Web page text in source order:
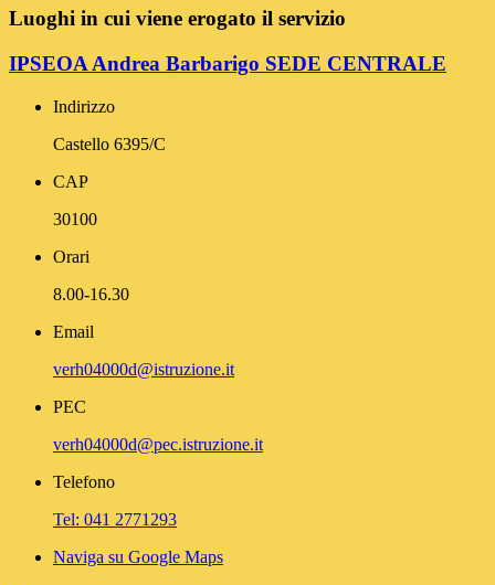
Luoghi in cui viene erogato il servizio
IPSEOA Andrea Barbarigo SEDE CENTRALE
Indirizzo
Castello 6395/C
CAP
30100
Orari
8.00-16.30
Email
verh04000d@istruzione.it
PEC
verh04000d@pec.istruzione.it
Telefono
Tel: 041 2771293
Naviga su Google Maps